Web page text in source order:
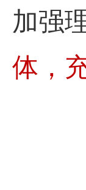
加强
体，